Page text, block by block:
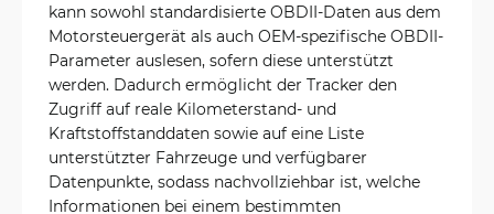
kann sowohl standardisierte OBDII-Daten aus dem
Motorsteuergerät als auch OEM-spezifische OBDII-
Parameter auslesen, sofern diese unterstützt
werden. Dadurch ermöglicht der Tracker den
Zugriff auf reale Kilometerstand- und
Kraftstoffstanddaten sowie auf eine Liste
unterstützter Fahrzeuge und verfügbarer
Datenpunkte, sodass nachvollziehbar ist, welche
Informationen bei einem bestimmten